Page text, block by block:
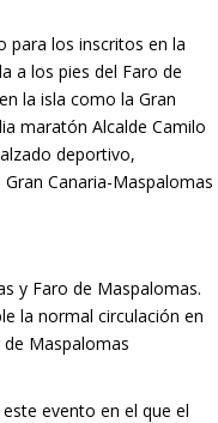
para los inscritos en la
a los pies del Faro de
la isla como la Gran
maratón Alcalde Camilo
deportivo,
Canaria-Maspalomas
y Faro de Maspalomas.
la normal circulación en
Maspalomas
evento en el que el